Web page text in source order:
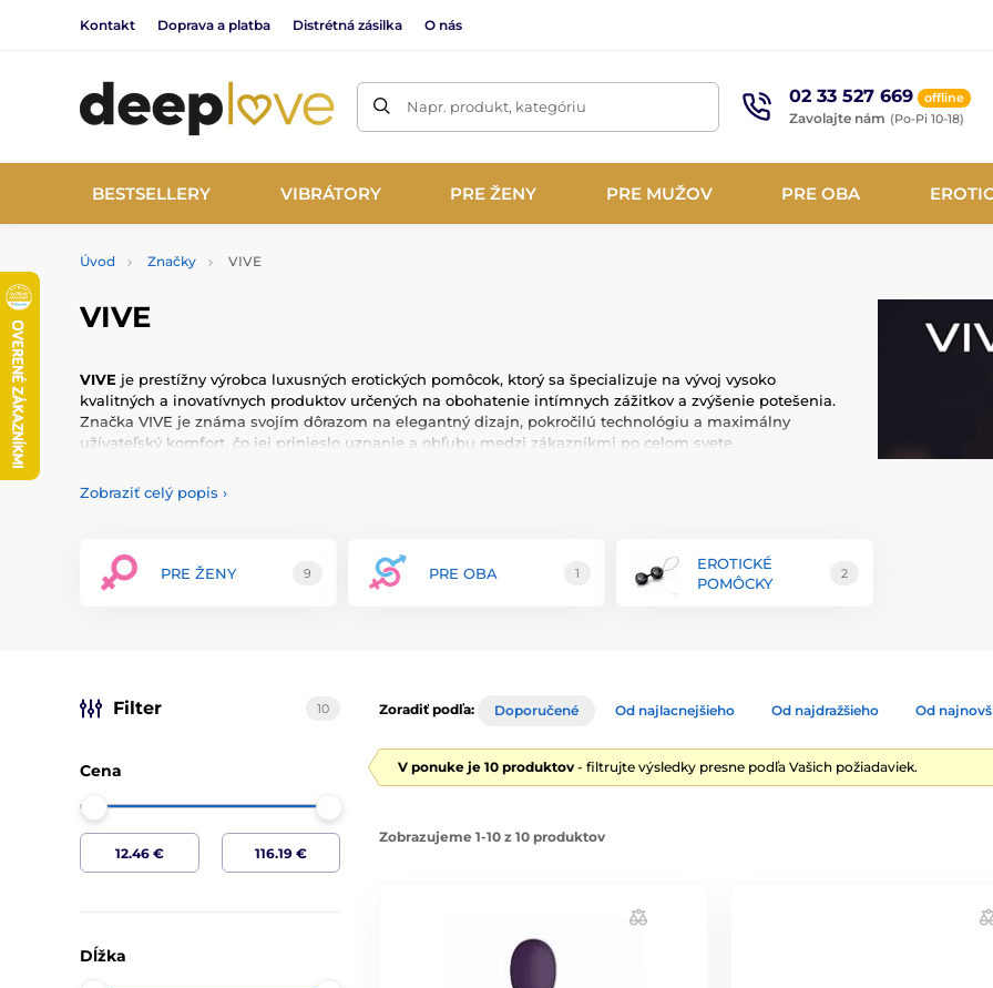
Kontakt Doprava a platba Distrétná zásilka O nás
Napr. produkt, kategóriu 02 33 527 669 offline
Zavolajte nám (Po-Pi 10-18)
BESTSELLERY VIBRÁTORY PRE ŽENY PRE MUŽOV PRE OBA
Úvod Značky VIVE
VIVE
VIVE je prestížny výrobca luxusných erotických pomôcok, ktorý sa špecializuje na vývoj vysoko
kvalitných a inovatívnych produktov určených na obohatenie intímnych zážitkov a zvýšenie potešenia.
Značka VIVE je známa svojím dôrazom na elegantný dizajn, pokročilú technológiu a maximálny
užívateľský komfort, čo jej prinieslo uznanie a obľubu medzi zákazníkmi po celom svete.
neporézny a bezpečný pre telo. Tento materiál zaručuje maximálnu bezpečnosť, pohodlie a dlhú
Sortiment značky VIVE zahŕňa širokú škálu erotických pomôcok vrátane vibrátorov, stimulátorov,
VIVE kladie veľký dôraz na estetiku a eleganciu svojich výrobkov, pričom každý kus je navrhnutý s
každého produktu, čím zaručuje maximálnu spokojnosť zákazníkov.
S VIVE si môžete byť istí, že získate produkty, ktoré kombinujú inováciu, kvalitu a štýl, aby poskytli
jedinečné a nezabudnuteľné intímne zážitky. Objavte nový rozmer potešenia s produktmi od VIVE.
Zobraziť celý popis ›
PRE ŽENY 9 PRE OBA 1
EROTICKÉ
POMÔCKY
2
Filter 10
Cena
Dĺžka
Zoradiť podľa: Doporučené Od najlacnejšieho Od najdražšieho Od
V ponuke je 10 produktov - filtrujte výsledky presne podľa Vašich požiadaviek.
Zobrazujeme 1-10 z 10 produktov